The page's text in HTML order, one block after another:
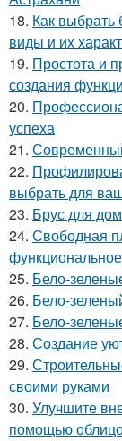
18. Как выбрать
виды и их
19. Простота и
создания
20.
успеха
21.
22.
выбрать для
23. Брус для
24. Свободная
25. Бело-
26. Бело-
27. Бело-
28. Создание
29.
своими руками
30. Улучшите
помощью